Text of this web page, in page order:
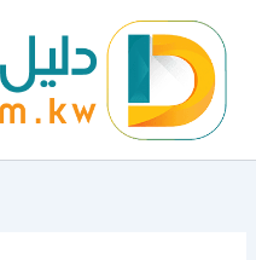
المحتوى